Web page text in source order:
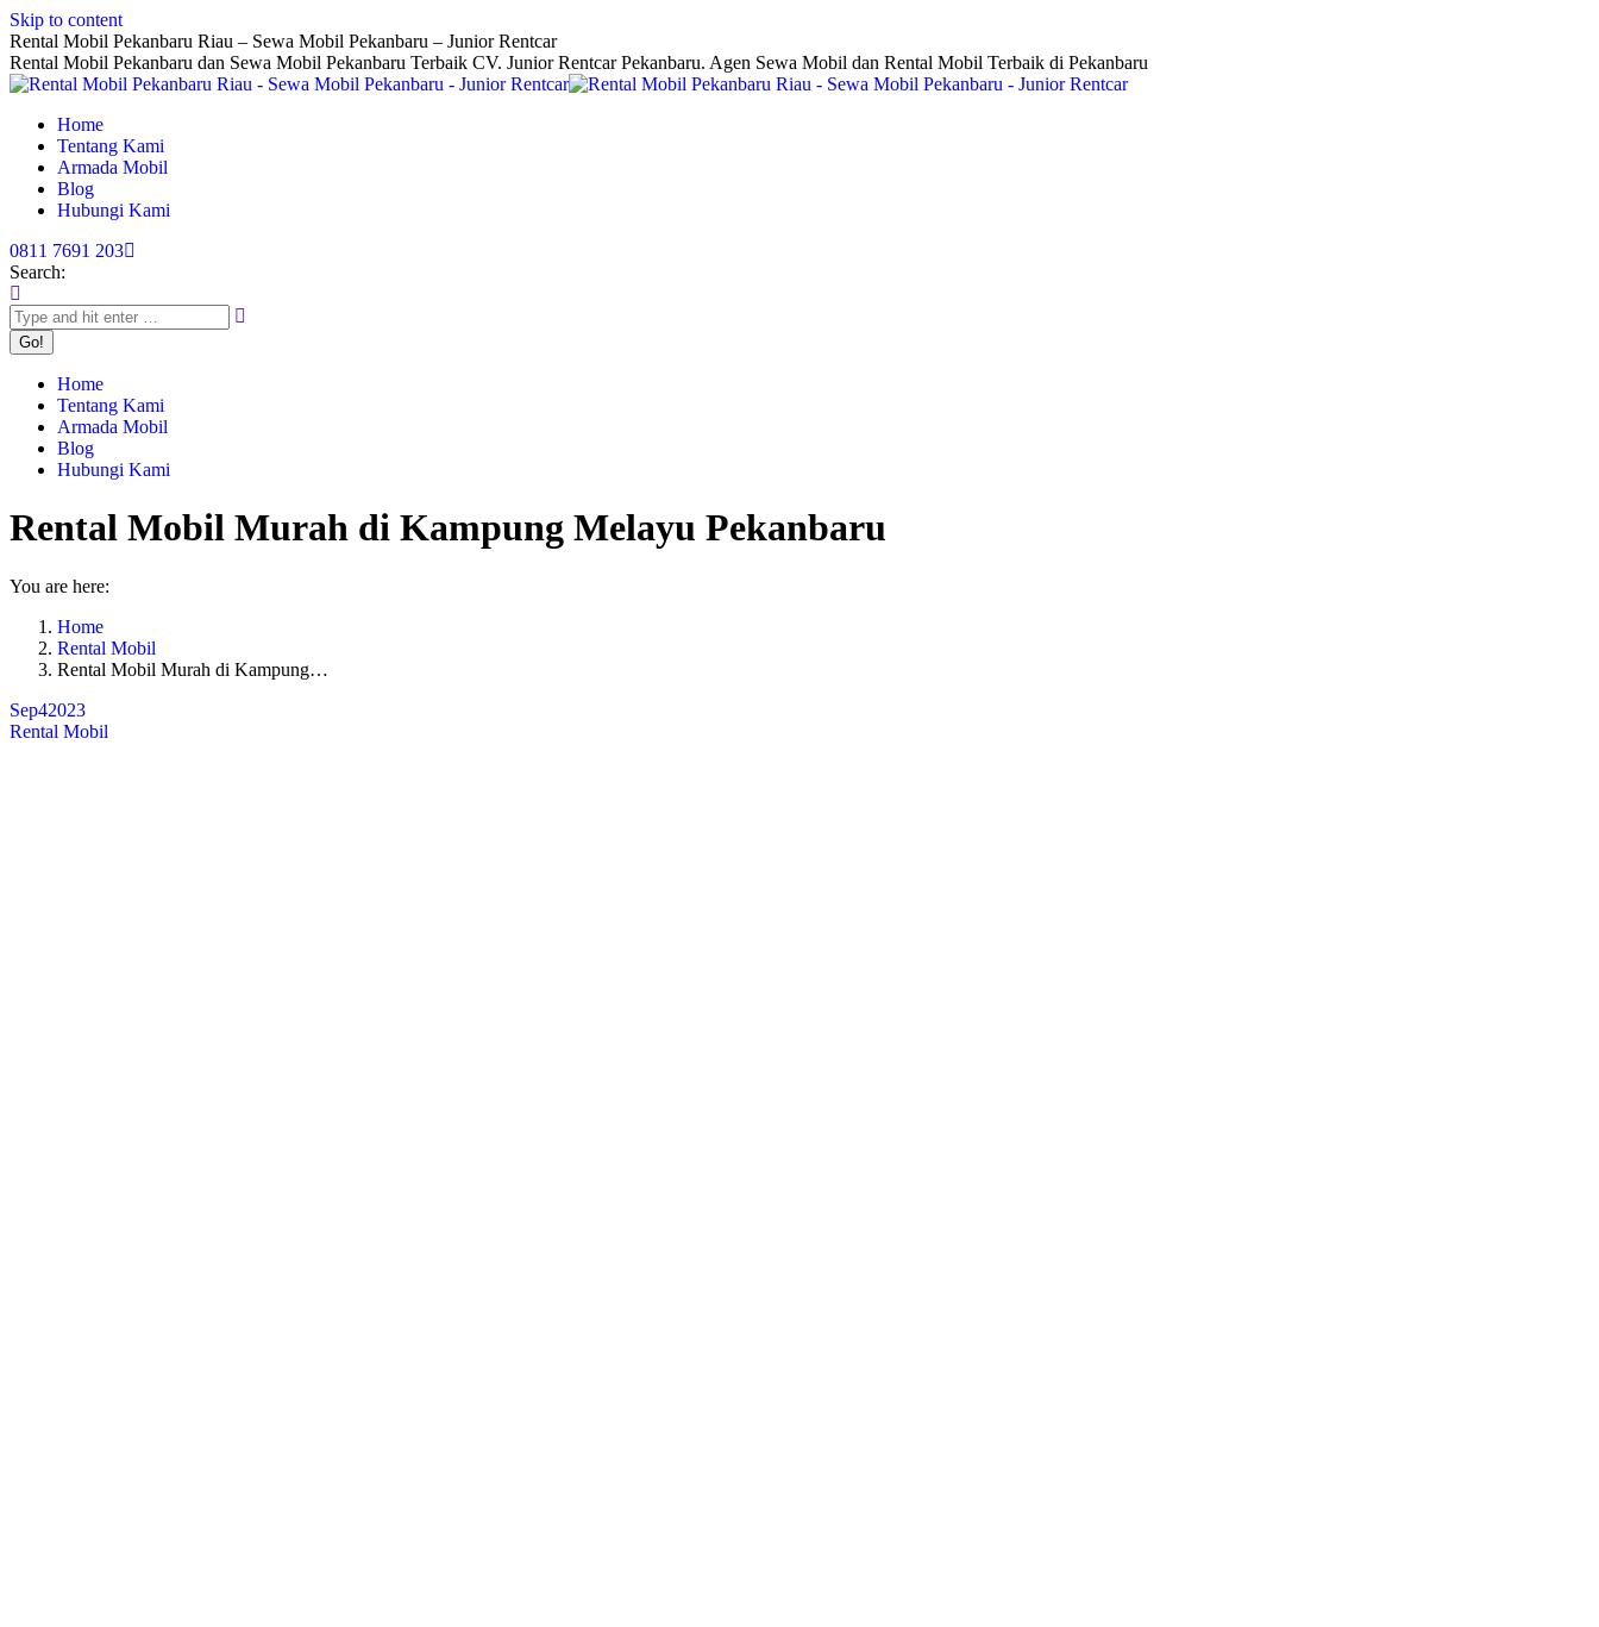
Skip to content
Rental Mobil Pekanbaru Riau – Sewa Mobil Pekanbaru – Junior Rentcar
Rental Mobil Pekanbaru dan Sewa Mobil Pekanbaru Terbaik CV. Junior Rentcar Pekanbaru. Agen Sewa Mobil dan Rental Mobil Terbaik di Pekanbaru
Home
Tentang Kami
Armada Mobil
Blog
Hubungi Kami
0811 7691 203
Search:
Home
Tentang Kami
Armada Mobil
Blog
Hubungi Kami
Rental Mobil Murah di Kampung Melayu Pekanbaru
You are here:
Home
Rental Mobil
Rental Mobil Murah di Kampung…
Sep42023
Rental Mobil